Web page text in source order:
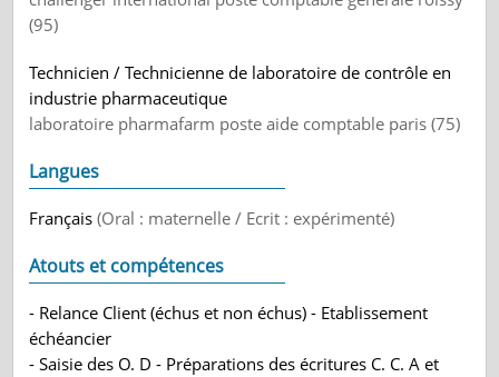
(95)
Technicien / Technicienne de laboratoire de contrôle en
industrie pharmaceutique
laboratoire pharmafarm poste aide comptable paris (75)
Langues
Français(Oral : maternelle / Ecrit : expérimenté)
Atouts et compétences
- Relance Client (échus et non échus) - Etablissement
échéancier
- Saisie des O. D - Préparations des écritures C. C. A et